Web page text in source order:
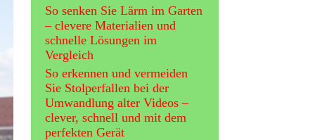
So senken Sie Lärm im Garten
– clevere Materialien und
schnelle Lösungen im
Vergleich
So erkennen und vermeiden
Sie Stolperfallen bei der
Umwandlung alter Videos –
clever, schnell und mit dem
perfekten Gerät